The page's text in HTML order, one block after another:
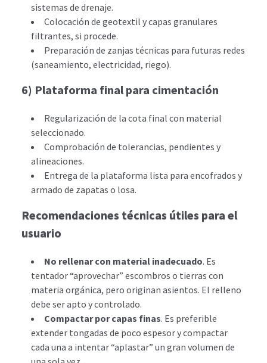
sistemas de drenaje.
Colocación de geotextil y capas granulares
filtrantes, si procede.
Preparación de zanjas técnicas para futuras redes
(saneamiento, electricidad, riego).
6) Plataforma final para cimentación
Regularización de la cota final con material
seleccionado.
Comprobación de tolerancias, pendientes y
alineaciones.
Entrega de la plataforma lista para encofrados y
armado de zapatas o losa.
Recomendaciones técnicas útiles para el
usuario
No rellenar con material inadecuado. Es
tentador “aprovechar” escombros o tierras con
materia orgánica, pero originan asientos. El relleno
debe ser apto y controlado.
Compactar por capas finas. Es preferible
extender tongadas de poco espesor y compactar
cada una a intentar “aplastar” un gran volumen de